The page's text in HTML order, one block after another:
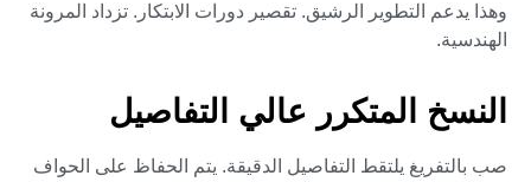
وهذا يدعم التطوير الرشيق. تقصير دورات الابتكار. تزداد المرونة
الهندسية.
النسخ المتكرر عالي التفاصيل
صب بالتفريغ يلتقط التفاصيل الدقيقة. يتم الحفاظ على الحواف